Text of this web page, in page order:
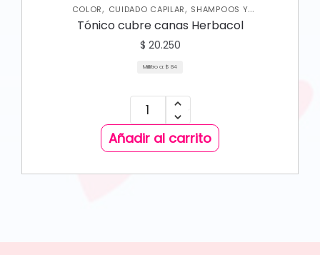
COLOR, CUIDADO CAPILAR, SHAMPOOS Y
ACONDICIONADORES
Tónico cubre canas Herbacol
$ 20.250
Mililitro a: $ 84
Añadir al carrito